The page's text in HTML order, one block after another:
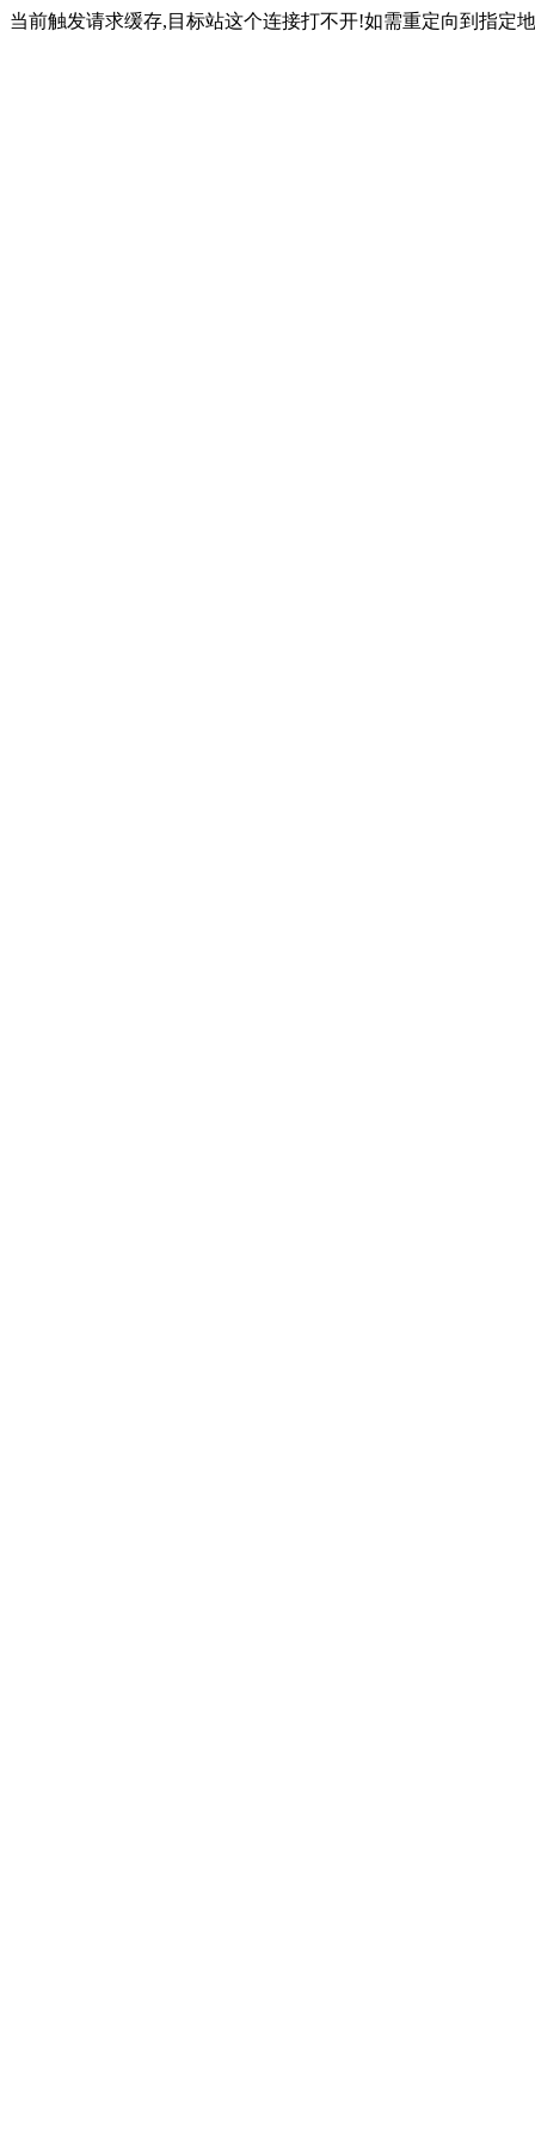
当前触发请求缓存,目标站这个连接打不开!如需重定向到指定